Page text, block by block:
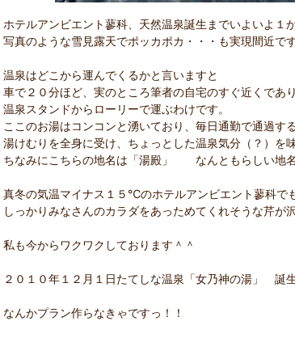
ホテルアンビエント蓼科、天然温泉誕生までいよいよ１
写真のような雪見露天でポッカポカ・・・も実現間近で
温泉はどこから運んでくるかと言いますと
車で２０分ほど、実のところ筆者の自宅のすぐ近くであ
温泉スタンドからローリーで運ぶわけです。
ここのお湯はコンコンと湧いており、毎日通勤で通過す
湯けむりを全身に受け、ちょっとした温泉気分（？）を
ちなみにこちらの地名は「湯殿」 なんともらしい地名
真冬の気温マイナス１５℃のホテルアンビエント蓼科で
しっかりみなさんのカラダをあっためてくれそうな芹が
私も今からワクワクしております＾＾
２０１０年１２月１日たてしな温泉「女乃神の湯」 誕
なんかプラン作らなきゃですっ！！